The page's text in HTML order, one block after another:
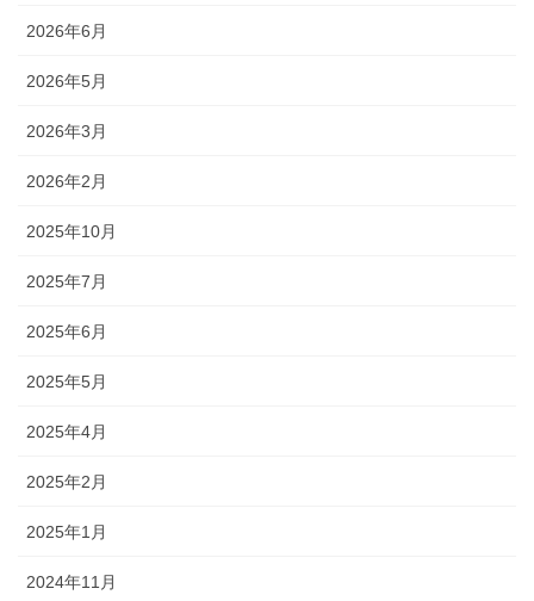
2026年6月
2026年5月
2026年3月
2026年2月
2025年10月
2025年7月
2025年6月
2025年5月
2025年4月
2025年2月
2025年1月
2024年11月